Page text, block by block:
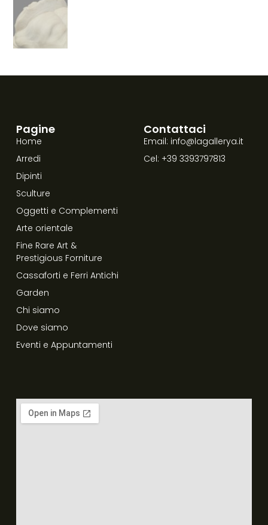
Pagine
Home
Arredi
Dipinti
Sculture
Oggetti e Complementi
Arte orientale
Fine Rare Art &
Prestigious Forniture
Cassaforti e Ferri Antichi
Garden
Chi siamo
Dove siamo
Eventi e Appuntamenti
Contattaci
Email: info@lagallerya.it
Cel: +39 3393797813